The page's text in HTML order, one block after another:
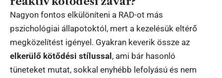
Nagyon fontos elkülöníteni a RAD-ot más
pszichológiai állapotoktól, mert a kezelésük eltérő
megközelítést igényel. Gyakran keverik össze az
elkerülő kötődési stílussal , ami bár hasonló
tüneteket mutat, sokkal enyhébb lefolyású és nem